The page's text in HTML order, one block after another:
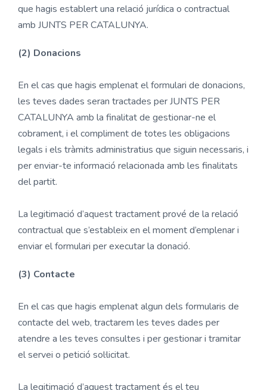
que hagis establert una relació jurídica o contractual
amb JUNTS PER CATALUNYA.
(2) Donacions
En el cas que hagis emplenat el formulari de donacions,
les teves dades seran tractades per JUNTS PER
CATALUNYA amb la finalitat de gestionar-ne el
cobrament, i el compliment de totes les obligacions
legals i els tràmits administratius que siguin necessaris, i
per enviar-te informació relacionada amb les finalitats
del partit.
La legitimació d’aquest tractament prové de la relació
contractual que s’estableix en el moment d’emplenar i
enviar el formulari per executar la donació.
(3) Contacte
En el cas que hagis emplenat algun dels formularis de
contacte del web, tractarem les teves dades per
atendre a les teves consultes i per gestionar i tramitar
el servei o petició sol·licitat.
La legitimació d’aquest tractament és el teu